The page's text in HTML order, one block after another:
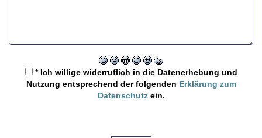
* Ich willige widerruflich in die Datenerhebung und
Nutzung entsprechend der folgenden Erklärung zum
Datenschutzein.